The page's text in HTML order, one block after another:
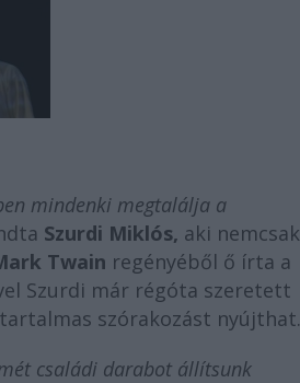
mindenki megtalálja a
Szurdi Miklós, aki nemcsak
Twain regényéből ő írta a
Szurdi már régóta szeretett
szórakozást nyújthat.
családi darabot állítsunk